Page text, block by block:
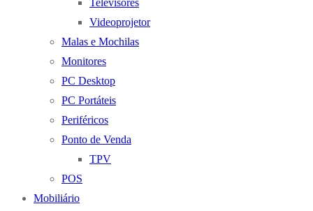
Televisores
Videoprojetor
Malas e Mochilas
Monitores
PC Desktop
PC Portáteis
Periféricos
Ponto de Venda
TPV
POS
Mobiliário